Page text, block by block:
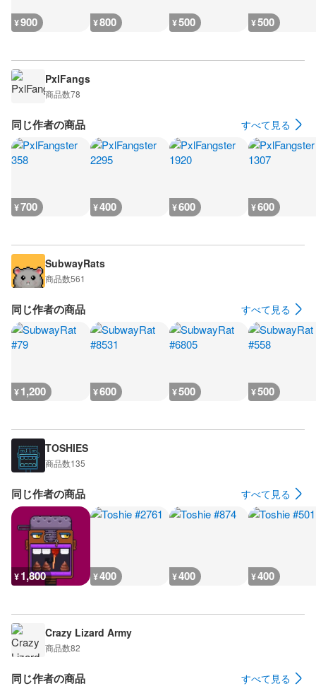
¥900 ¥800 ¥500 ¥500
PxlFangs
商品数78
同じ作者の商品 すべて見る
¥700 ¥400 ¥600 ¥600
SubwayRats
商品数561
同じ作者の商品 すべて見る
¥1,200 ¥600 ¥500 ¥500
TOSHIES
商品数135
同じ作者の商品 すべて見る
¥1,800 ¥400 ¥400 ¥400
Crazy Lizard Army
商品数82
同じ作者の商品 すべて見る